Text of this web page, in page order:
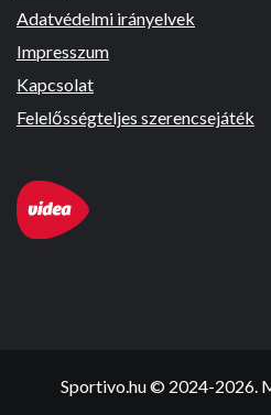
Adatvédelmi irányelvek
Impresszum
Kapcsolat
Felelősségteljes szerencsejáték
Sportivo.hu © 2024-2026.